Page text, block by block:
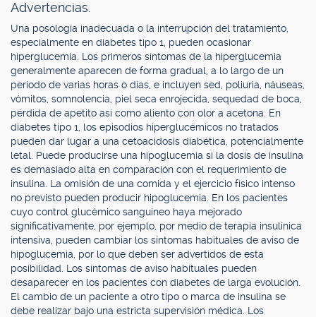
Advertencias.
Una posología inadecuada o la interrupción del tratamiento,
especialmente en diabetes tipo 1, pueden ocasionar
hiperglucemia. Los primeros síntomas de la hiperglucemia
generalmente aparecen de forma gradual, a lo largo de un
período de varias horas o días, e incluyen sed, poliuria, náuseas,
vómitos, somnolencia, piel seca enrojecida, sequedad de boca,
pérdida de apetito así como aliento con olor a acetona. En
diabetes tipo 1, los episodios hiperglucémicos no tratados
pueden dar lugar a una cetoacidosis diabética, potencialmente
letal. Puede producirse una hipoglucemia si la dosis de insulina
es demasiado alta en comparación con el requerimiento de
insulina. La omisión de una comida y el ejercicio físico intenso
no previsto pueden producir hipoglucemia. En los pacientes
cuyo control glucémico sanguíneo haya mejorado
significativamente, por ejemplo, por medio de terapia insulínica
intensiva, pueden cambiar los síntomas habituales de aviso de
hipoglucemia, por lo que deben ser advertidos de esta
posibilidad. Los síntomas de aviso habituales pueden
desaparecer en los pacientes con diabetes de larga evolución.
El cambio de un paciente a otro tipo o marca de insulina se
debe realizar bajo una estricta supervisión médica. Los